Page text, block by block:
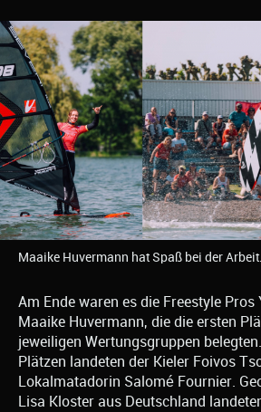
Maaike Huvermann hat Spaß bei der Arbeit.
Am Ende waren es die Freestyle Pros
Maaike Huvermann, die die ersten
jeweiligen Wertungsgruppen
Plätzen landeten der Kieler Foivos
Lokalmatadorin Salomé Fournier.
Lisa Kloster aus Deutschland